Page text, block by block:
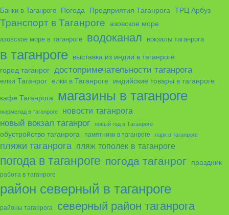
Банки в Таганроге Погода Предприятия Таганрога ТРЦ Арбуз
Транспорт в Таганроге азовское море
азовское море в таганроге водоканал вокзалы таганрога
в таганроге выставка из индии в таганроге
город таганрог достопримечательности таганрога
елки Таганрог елки в Таганроге индийские товары в таганроге
кафе Таганрога магазины в таганроге
мармелад в таганроге новости таганрога
новый вокзал таганрог новый год в Таганроге
обустройство таганрога памятники в таганроге парк в таганроге
пляжи таганрога пляж тополек в таганроге
погода в таганроге погода таганрог праздник
работа в таганроге
район северный в таганроге
районы таганрога северный район таганрога